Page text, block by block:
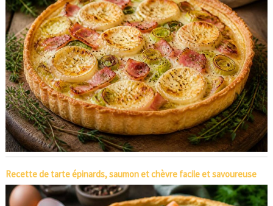
Recette de tarte épinards, saumon et chèvre facile et savoureuse